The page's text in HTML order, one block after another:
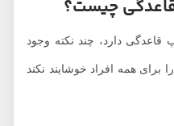
چیست؟
دارد، چند نکته وجود
همه افراد خوشایند نکند